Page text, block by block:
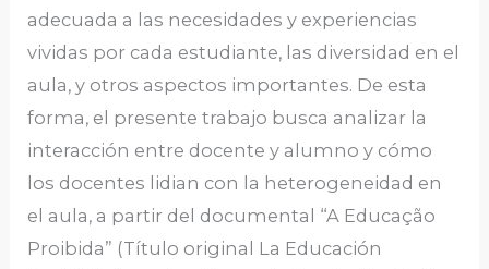
adecuada a las necesidades y experiencias
vividas por cada estudiante, las diversidad en el
aula, y otros aspectos importantes. De esta
forma, el presente trabajo busca analizar la
interacción entre docente y alumno y cómo
los docentes lidian con la heterogeneidad en
el aula, a partir del documental “A Educação
Proibida” (Título original La Educación